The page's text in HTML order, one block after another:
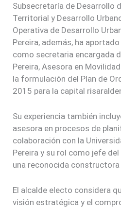
Subsecretaría de Desarrollo
Territorial y Desarrollo
Operativa de Desarrollo
Pereira, además, ha
como secretaria encargada
Pereira, Asesora en
la formulación del Plan de
2015 para la capital
Su experiencia también
asesora en procesos de
colaboración con la
Pereira y su rol como jefe
una reconocida constructora
El alcalde electo considera
visión estratégica y el